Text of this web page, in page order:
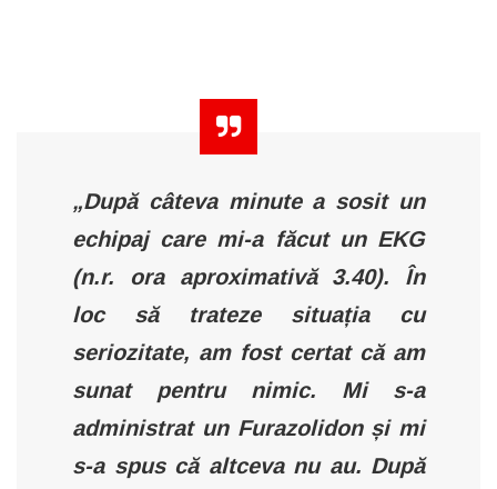
„După câteva minute a sosit un
echipaj care mi-a făcut un EKG
(n.r. ora aproximativă 3.40). În
loc să trateze situația cu
seriozitate, am fost certat că am
sunat pentru nimic. Mi s-a
administrat un Furazolidon și mi
s-a spus că altceva nu au. După